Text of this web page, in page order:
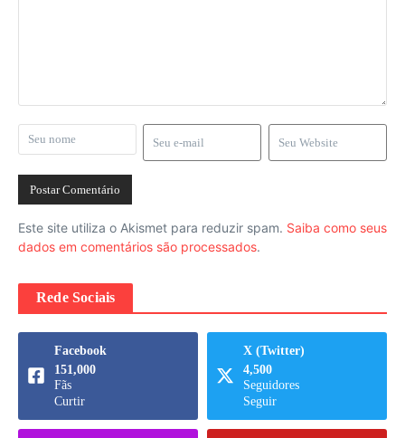
Este site utiliza o Akismet para reduzir spam. Saiba como seus
dados em comentários são processados.
Rede Sociais
Facebook
151,000
Fãs
Curtir
X (Twitter)
4,500
Seguidores
Seguir